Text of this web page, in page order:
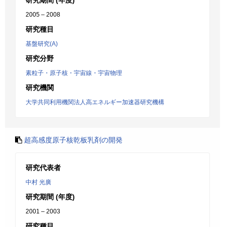
2005 – 2008
研究種目
基盤研究(A)
研究分野
素粒子・原子核・宇宙線・宇宙物理
研究機関
大学共同利用機関法人高エネルギー加速器研究機構
超高感度原子核乾板乳剤の開発
研究代表者
中村 光廣
研究期間 (年度)
2001 – 2003